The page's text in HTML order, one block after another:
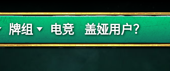
牌组
牌组攻略
电竞 盖娅用户？